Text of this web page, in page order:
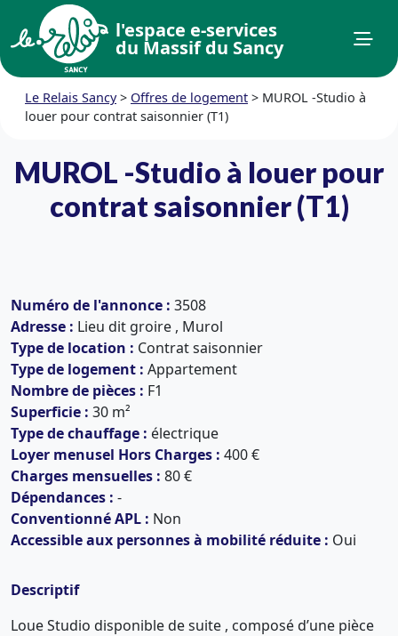
l'espace e-services
du Massif du Sancy
Le Relais Sancy> Offres de logement > MUROL -Studio à
louer pour contrat saisonnier (T1)
MUROL -Studio à louer pour
contrat saisonnier (T1)
Numéro de l'annonce : 3508
Adresse : Lieu dit groire , Murol
Type de location : Contrat saisonnier
Type de logement : Appartement
Nombre de pièces : F1
Superficie : 30 m²
Type de chauffage : électrique
Loyer menusel Hors Charges : 400 €
Charges mensuelles : 80 €
Dépendances : -
Conventionné APL : Non
Accessible aux personnes à mobilité réduite : Oui
Descriptif
Loue Studio disponible de suite , composé d’une pièce